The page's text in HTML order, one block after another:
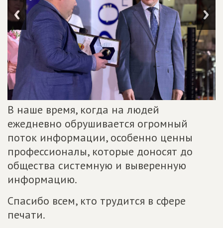
В наше время, когда на людей
ежедневно обрушивается огромный
поток информации, особенно ценны
профессионалы, которые доносят до
общества системную и выверенную
информацию.
Спасибо всем, кто трудится в сфере
печати.